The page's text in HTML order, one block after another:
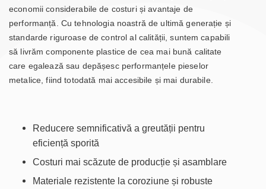
economii considerabile de costuri și avantaje de
performanță. Cu tehnologia noastră de ultimă generație și
standarde riguroase de control al calității, suntem capabili
să livrăm componente plastice de cea mai bună calitate
care egalează sau depășesc performanțele pieselor
metalice, fiind totodată mai accesibile și mai durabile.
Reducere semnificativă a greutății pentru
eficiență sporită
Costuri mai scăzute de producție și asamblare
Materiale rezistente la coroziune și robuste